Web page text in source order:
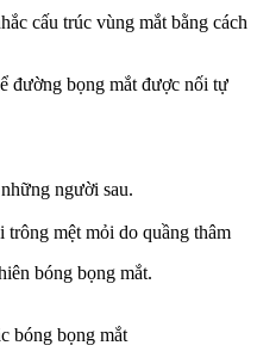
cấu trúc vùng mắt bằng cách
đường bọng mắt được nối tự
người sau.
mệt mỏi do quầng thâm
bóng bọng mắt.
bóng bọng mắt